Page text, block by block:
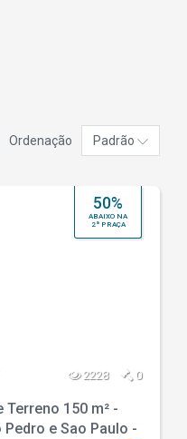
Ordenação Padrão
50%
ABAIXO NA
2ª PRAÇA
2228 0
150 m² -
Pedro e Sao Paulo -